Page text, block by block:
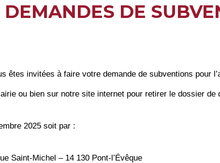
DEMANDES DE
êtes invitées à faire votre demande de subventions pour
ou bien sur notre site internet pour retirer le dossier de
2025 soit par :
Saint-Michel – 14 130 Pont-l’Évêque